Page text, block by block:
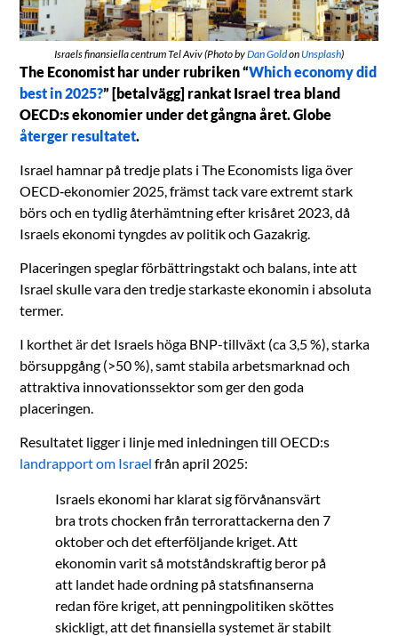
Israels finansiella centrum Tel Aviv (Photo byDan Goldon Unsplash)
The Economist har under rubriken “Which economy did
best in 2025?” [betalvägg] rankat Israel trea bland
OECD:s ekonomier under det gångna året. Globe
återger resultatet.
Israel hamnar på tredje plats i The Economists liga över
OECD‑ekonomier 2025, främst tack vare extremt stark
börs och en tydlig återhämtning efter krisåret 2023, då
Israels ekonomi tyngdes av politik och Gazakrig.
Placeringen speglar förbättringstakt och balans, inte att
Israel skulle vara den tredje starkaste ekonomin i absoluta
termer.
I korthet är det Israels höga BNP-tillväxt (ca 3,5 %), starka
börsuppgång (>50 %), samt stabila arbetsmarknad och
attraktiva innovationssektor som ger den goda
placeringen.
Resultatet ligger i linje med inledningen till OECD:s
landrapport om Israel från april 2025:
Israels ekonomi har klarat sig förvånansvärt
bra trots chocken från terrorattackerna den 7
oktober och det efterföljande kriget. Att
ekonomin varit så motståndskraftig beror på
att landet hade ordning på statsfinanserna
redan före kriget, att penningpolitiken sköttes
skickligt, att det finansiella systemet är stabilt